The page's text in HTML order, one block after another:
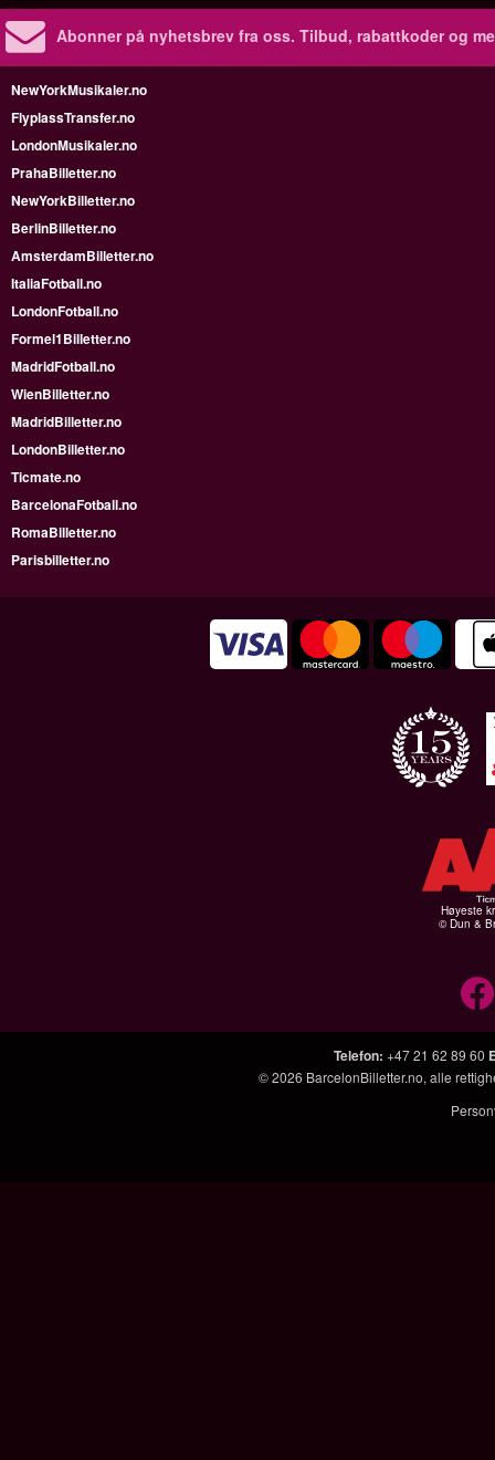
Abonner på nyhetsbrev fra oss. Tilbud, rabattkoder og
NewYorkMusikaler.no
FlyplassTransfer.no
LondonMusikaler.no
PrahaBilletter.no
NewYorkBilletter.no
BerlinBilletter.no
AmsterdamBilletter.no
ItaliaFotball.no
LondonFotball.no
Formel1Billetter.no
MadridFotball.no
WienBilletter.no
MadridBilletter.no
LondonBilletter.no
Ticmate.no
BarcelonaFotball.no
RomaBilletter.no
Parisbilletter.no
Høyeste
© Dun &
Telefon: +47 21 62 89 60
© 2026 BarcelonBilletter.no, alle